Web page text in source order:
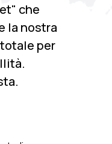
che
la nostra
per